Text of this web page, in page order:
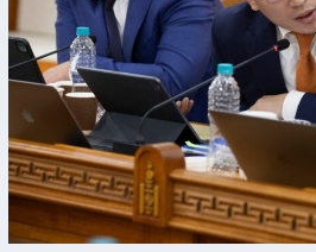
загвар,
стандарттай
болно